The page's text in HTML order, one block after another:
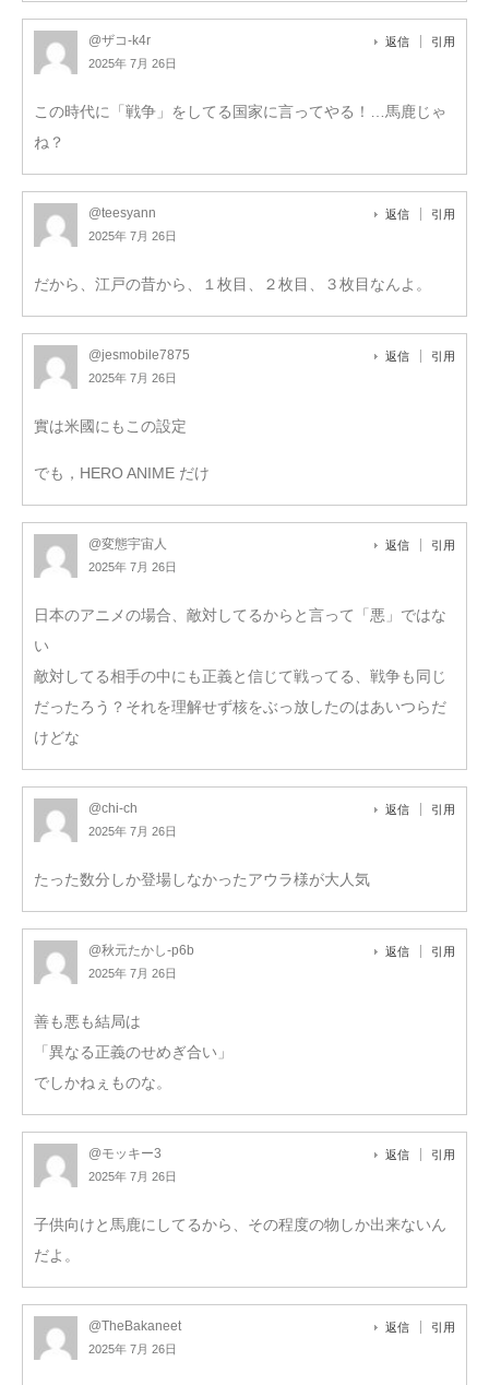
@ザコ-k4r
2025年 7月 26日
返信 引用
この時代に「戦争」をしてる国家に言ってやる！…馬鹿じゃ
ね？
@teesyann
2025年 7月 26日
返信 引用
だから、江戸の昔から、１枚目、２枚目、３枚目なんよ。
@jesmobile7875
2025年 7月 26日
返信 引用
實は米國にもこの設定
でも，HERO ANIME だけ
@変態宇宙人
2025年 7月 26日
返信 引用
日本のアニメの場合、敵対してるからと言って「悪」ではな
い
敵対してる相手の中にも正義と信じて戦ってる、戦争も同じ
だったろう？それを理解せず核をぶっ放したのはあいつらだ
けどな
@chi-ch
2025年 7月 26日
返信 引用
たった数分しか登場しなかったアウラ様が大人気
@秋元たかし-p6b
2025年 7月 26日
返信 引用
善も悪も結局は
「異なる正義のせめぎ合い」
でしかねぇものな。
@モッキー3
2025年 7月 26日
返信 引用
子供向けと馬鹿にしてるから、その程度の物しか出来ないん
だよ。
@TheBakaneet
2025年 7月 26日
返信 引用